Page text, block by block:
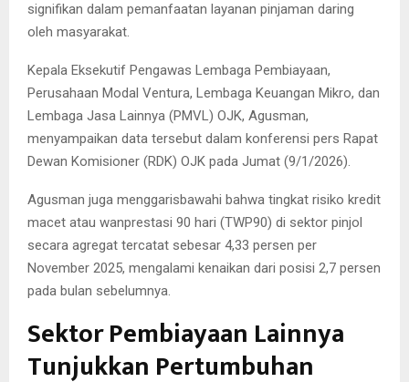
signifikan dalam pemanfaatan layanan pinjaman daring
oleh masyarakat.
Kepala Eksekutif Pengawas Lembaga Pembiayaan,
Perusahaan Modal Ventura, Lembaga Keuangan Mikro, dan
Lembaga Jasa Lainnya (PMVL) OJK, Agusman,
menyampaikan data tersebut dalam konferensi pers Rapat
Dewan Komisioner (RDK) OJK pada Jumat (9/1/2026).
Agusman juga menggarisbawahi bahwa tingkat risiko kredit
macet atau wanprestasi 90 hari (TWP90) di sektor pinjol
secara agregat tercatat sebesar 4,33 persen per
November 2025, mengalami kenaikan dari posisi 2,7 persen
pada bulan sebelumnya.
Sektor Pembiayaan Lainnya
Tunjukkan Pertumbuhan